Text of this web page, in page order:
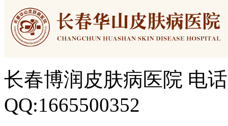
长春博润皮肤病医院 电
QQ:1665500352